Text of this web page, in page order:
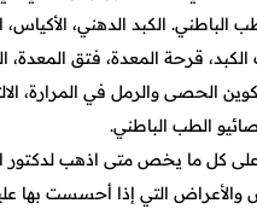
الكبد الدهني، الأكياس،
الكبد، قرحة المعدة، فتق المعدة،
الحصى والرمل في المرارة،
الطب الباطني.
كل ما يخص متى اذهب لدكتور
والأعراض التي إذا أحسست بها